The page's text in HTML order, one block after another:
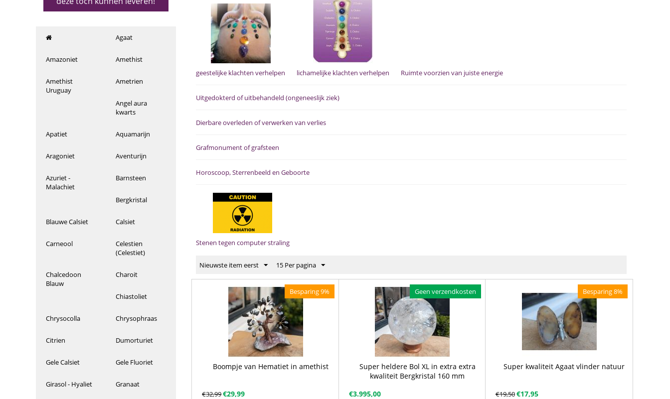
Agaat
Amazoniet Amethist
Amethist
Uruguay
Ametrien
Angel aura
kwarts
Apatiet Aquamarijn
Aragoniet Aventurijn
Azuriet -
Malachiet
Barnsteen
Bergkristal
Blauwe Calsiet Calsiet
Carneool
Celestien
(Celestiet)
Chalcedoon
Blauw
Charoit
Chiastoliet
Chrysocolla Chrysophraas
Citrien Dumorturiet
Gele Calsiet Gele Fluoriet
Girasol - Hyaliet Granaat
geestelijke klachten verhelpen lichamelijke klachten verhelpen Ruimte voorzien van juiste energie
Uitgedokterd of uitbehandeld (ongeneeslijk ziek)
Dierbare overleden of verwerken van verlies
Grafmonument of grafsteen
Horoscoop, Sterrenbeeld en Geboorte
Stenen tegen computer straling
Nieuwste item eerst 15 Per pagina
Besparing 9%
Boompje van Hematiet in amethist
€32,99€29,99
Geen verzendkosten
Super heldere Bol XL in extra extra
kwaliteit Bergkristal 160 mm
€3.995,00
Besparing 8%
Super kwaliteit Agaat vlinder natuur
€19,50€17,95